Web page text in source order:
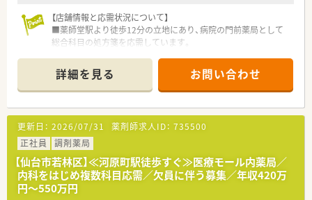
【店舗情報と応需状況について】
■薬師堂駅より徒歩12分の立地にあり、病院の門前薬局として
総合科目の処方箋を応需しています。
と時短社員2名、事務員3名の手厚い体制で運営しています。
■地域のかかりつけ薬局として住宅街の皆様に親しまれており、
明るく居心地の良い店内で丁寧な服薬指導を実践しています。
【募集背景と求める人物像について】
■産休取得予定者の発生に伴う定期的な増員募集であり、地元で
腰を据えて長く活躍いただける方を積極的に募集しています。
■周囲のスタッフと調和を保ちながら誠実に業務へ取り組める、
明るくコミュニケーションが取れる方を高く評価しています。
■職歴の多さよりも人物重視の採用を行っており、会社の方針を
理解して自ら考え行動できる柔軟な人材を求めています。
詳細を見る お問い合わせ
更新日： 2026/07/31 薬剤師求人ID： 735500
正社員
調剤薬局
【仙台市若林区】≪河原町駅徒歩すぐ≫医療モール内薬局／
内科をはじめ複数科目応需／欠員に伴う募集／年収420万
円～550万円